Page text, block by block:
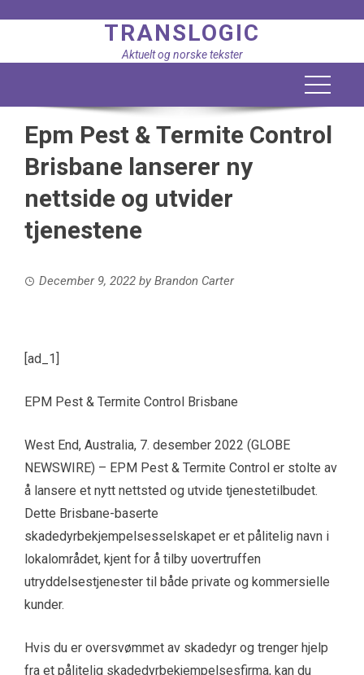
TRANSLOGIC
Aktuelt og norske tekster
Epm Pest & Termite Control
Brisbane lanserer ny
nettside og utvider
tjenestene
December 9, 2022 by Brandon Carter
[ad_1]
EPM Pest & Termite Control Brisbane
West End, Australia, 7. desember 2022 (GLOBE
NEWSWIRE) – EPM Pest & Termite Control er stolte av
å lansere et nytt nettsted og utvide tjenestetilbudet.
Dette Brisbane-baserte
skadedyrbekjempelsesselskapet er et pålitelig navn i
lokalområdet, kjent for å tilby uovertruffen
utryddelsestjenester til både private og kommersielle
kunder.
Hvis du er oversvømmet av skadedyr og trenger hjelp
fra et pålitelig skadedyrbekjempelsesfirma, kan du